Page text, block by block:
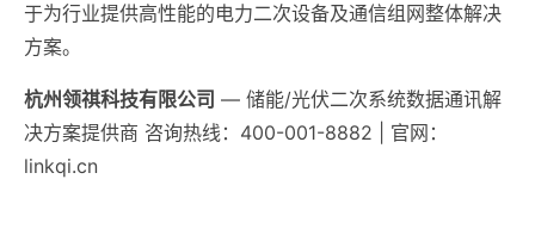
于为行业提供高性能的电力二次设备及通信组网整体解决
方案。
杭州领祺科技有限公司 — 储能/光伏二次系统数据通讯解
决方案提供商 咨询热线：400-001-8882 | 官网：
linkqi.cn